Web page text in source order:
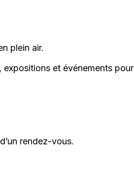
plein air.
et événements pour
rendez-vous.